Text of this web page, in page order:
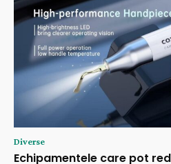
Diverse
Echipamentele care pot